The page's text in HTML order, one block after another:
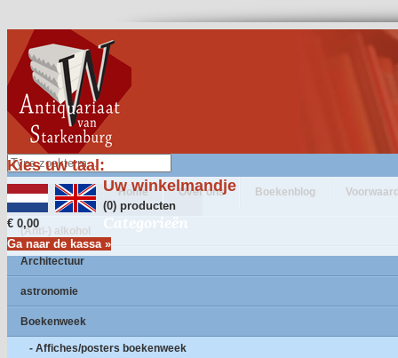
Kies uw taal:
Uw winkelmandje
(0) producten
€ 0,00
Ga naar de kassa »
Home Over ons Boekenblog
Categorieën
(Anti-) alkohol
Architectuur
astronomie
Boekenweek
- Affiches/posters boekenweek